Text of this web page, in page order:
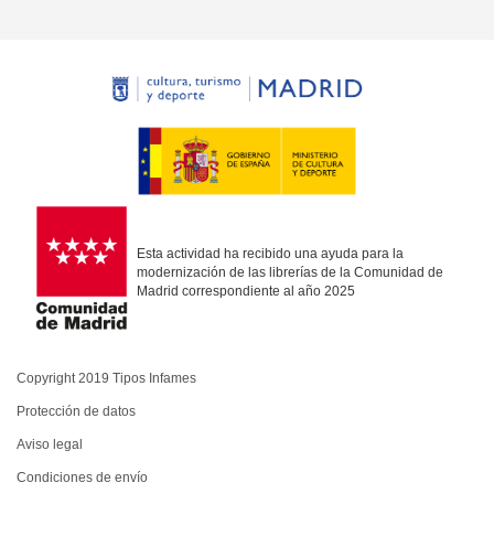
Esta actividad ha recibido una ayuda para la
modernización de las librerías de la Comunidad de
Madrid correspondiente al año 2025
Copyright 2019 Tipos Infames
Protección de datos
Aviso legal
Condiciones de envío